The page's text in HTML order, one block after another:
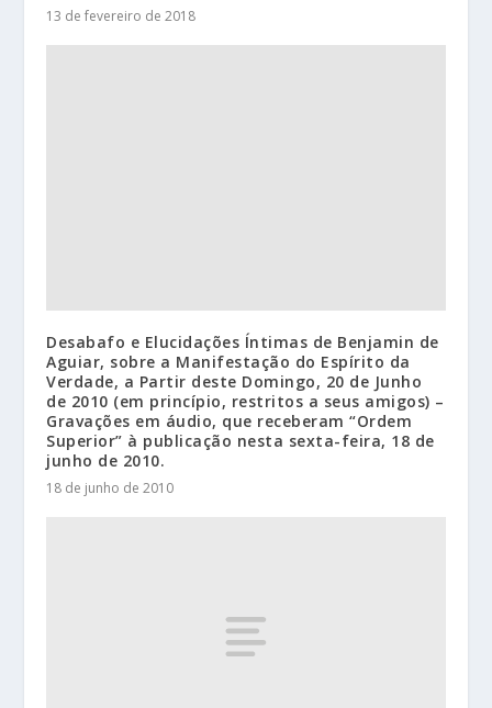
13 de fevereiro de 2018
Desabafo e Elucidações Íntimas de Benjamin de
Aguiar, sobre a Manifestação do Espírito da
Verdade, a Partir deste Domingo, 20 de Junho
de 2010 (em princípio, restritos a seus amigos) –
Gravações em áudio, que receberam “Ordem
Superior” à publicação nesta sexta-feira, 18 de
junho de 2010.
18 de junho de 2010